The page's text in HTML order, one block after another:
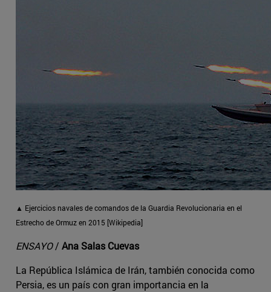
▲ Ejercicios navales de comandos de la Guardia Revolucionaria en el
Estrecho de Ormuz en 2015 [Wikipedia]
ENSAYO/ Ana Salas Cuevas
La República Islámica de Irán, también conocida como
Persia, es un país con gran importancia en la